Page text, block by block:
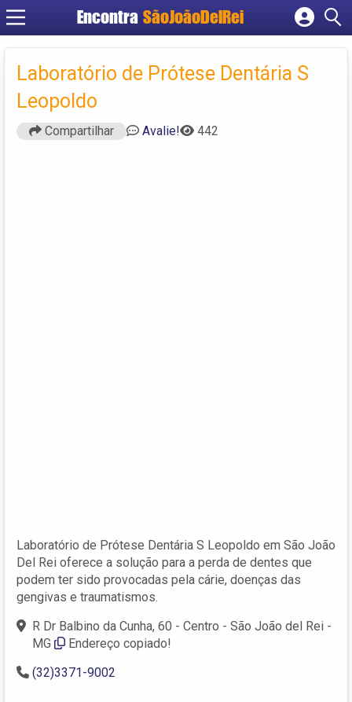
Encontra SãoJoãoDelRei
Cadastrar empresa
Criar conta
Laboratório de Prótese Dentária S
Leopoldo
Compartilhar Avalie! 442
Laboratório de Prótese Dentária S Leopoldo em São João
Del Rei oferece a solução para a perda de dentes que
podem ter sido provocadas pela cárie, doenças das
gengivas e traumatismos.
R Dr Balbino da Cunha, 60 - Centro - São João del Rei -
MG
Endereço copiado!
(32)3371-9002